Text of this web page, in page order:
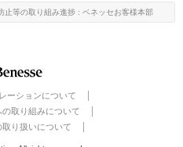
止等の取り組み進捗 : ベネッセお客様本部
ーションについて
取り組みについて
り扱いについて